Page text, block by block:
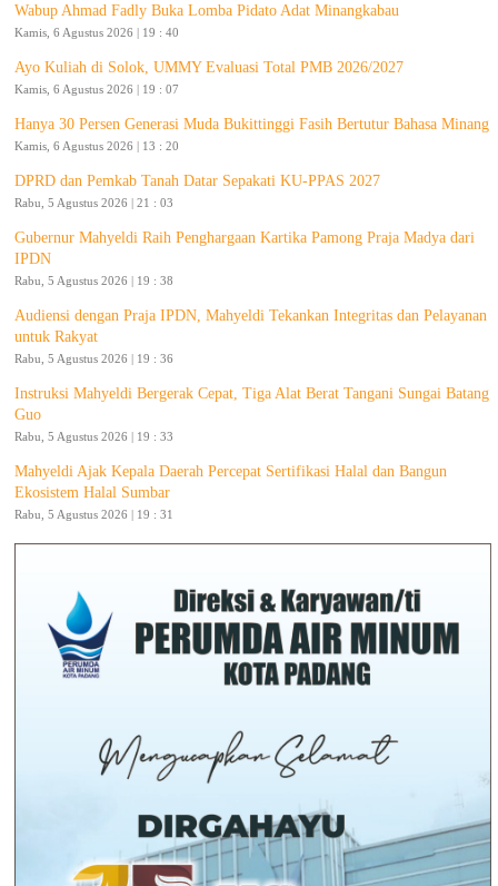
Wabup Ahmad Fadly Buka Lomba Pidato Adat Minangkabau
Kamis, 6 Agustus 2026 | 19 : 40
Ayo Kuliah di Solok, UMMY Evaluasi Total PMB 2026/2027
Kamis, 6 Agustus 2026 | 19 : 07
Hanya 30 Persen Generasi Muda Bukittinggi Fasih Bertutur Bahasa Minang
Kamis, 6 Agustus 2026 | 13 : 20
DPRD dan Pemkab Tanah Datar Sepakati KU-PPAS 2027
Rabu, 5 Agustus 2026 | 21 : 03
Gubernur Mahyeldi Raih Penghargaan Kartika Pamong Praja Madya dari
IPDN
Rabu, 5 Agustus 2026 | 19 : 38
Audiensi dengan Praja IPDN, Mahyeldi Tekankan Integritas dan Pelayanan
untuk Rakyat
Rabu, 5 Agustus 2026 | 19 : 36
Instruksi Mahyeldi Bergerak Cepat, Tiga Alat Berat Tangani Sungai Batang
Guo
Rabu, 5 Agustus 2026 | 19 : 33
Mahyeldi Ajak Kepala Daerah Percepat Sertifikasi Halal dan Bangun
Ekosistem Halal Sumbar
Rabu, 5 Agustus 2026 | 19 : 31